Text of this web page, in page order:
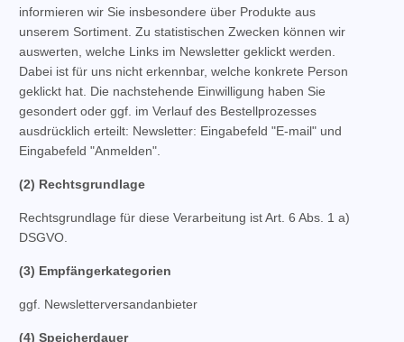
informieren wir Sie insbesondere über Produkte aus
unserem Sortiment. Zu statistischen Zwecken können wir
auswerten, welche Links im Newsletter geklickt werden.
Dabei ist für uns nicht erkennbar, welche konkrete Person
geklickt hat. Die nachstehende Einwilligung haben Sie
gesondert oder ggf. im Verlauf des Bestellprozesses
ausdrücklich erteilt: Newsletter: Eingabefeld "E-mail" und
Eingabefeld "Anmelden".
(2) Rechtsgrundlage
Rechtsgrundlage für diese Verarbeitung ist Art. 6 Abs. 1 a)
DSGVO.
(3) Empfängerkategorien
ggf. Newsletterversandanbieter
(4) Speicherdauer